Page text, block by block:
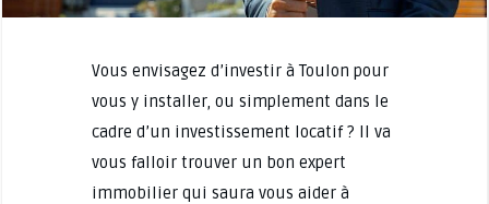
Vous envisagez d’investir à Toulon pour
vous y installer, ou simplement dans le
cadre d’un investissement locatif ? Il va
vous falloir trouver un bon expert
immobilier qui saura vous aider à